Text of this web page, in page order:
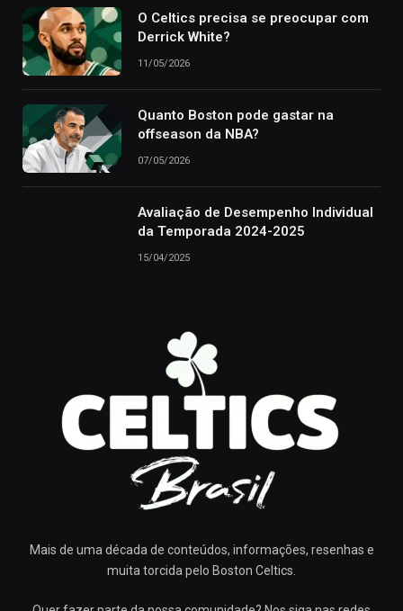
O Celtics precisa se preocupar com
Derrick White?
11/05/2026
Quanto Boston pode gastar na
offseason da NBA?
07/05/2026
Avaliação de Desempenho Individual
da Temporada 2024-2025
15/04/2025
Mais de uma década de conteúdos, informações, resenhas e
muita torcida pelo Boston Celtics.